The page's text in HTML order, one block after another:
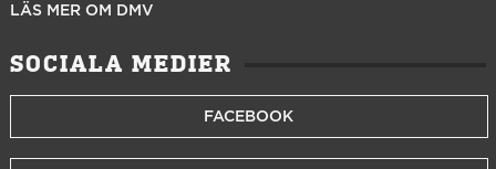
LÄS MER OM DMV
SOCIALA MEDIER
FACEBOOK